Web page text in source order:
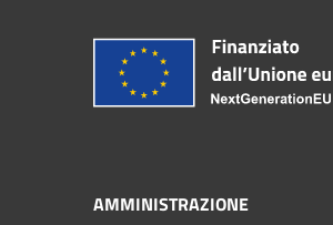
AMMINISTRAZIONE